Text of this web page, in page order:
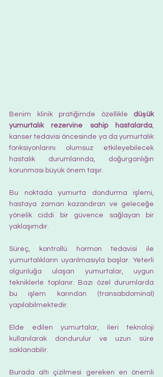
Benim klinik pratiğimde özellikle düşük
yumurtalık rezervine sahip hastalarda,
kanser tedavisi öncesinde ya da yumurtalık
fonksiyonlarını olumsuz etkileyebilecek
hastalık durumlarında, doğurganlığın
korunması büyük önem taşır.
Bu noktada yumurta dondurma işlemi,
hastaya zaman kazandıran ve geleceğe
yönelik ciddi bir güvence sağlayan bir
yaklaşımdır.
Süreç, kontrollü hormon tedavisi ile
yumurtalıkların uyarılmasıyla başlar. Yeterli
olgunluğa ulaşan yumurtalar, uygun
tekniklerle toplanır. Bazı özel durumlarda
bu işlem karından (transabdominal)
yapılabilmektedir.
Elde edilen yumurtalar, ileri teknoloji
kullanılarak dondurulur ve uzun süre
saklanabilir.
Burada altı çizilmesi gereken en önemli